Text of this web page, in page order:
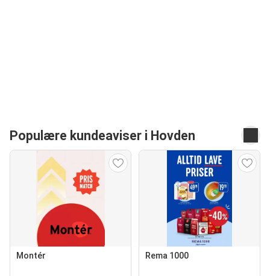
Populære kundeaviser i Hovden
Montér Rema 1000